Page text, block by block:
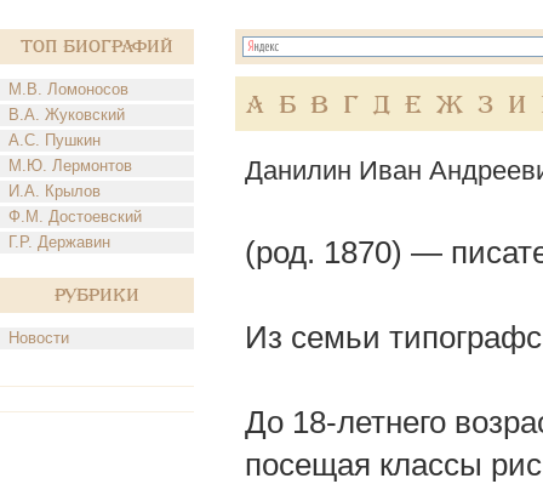
Топ Биографий
М.В. Ломоносов
В.А. Жуковский
А.С. Пушкин
М.Ю. Лермонтов
И.А. Крылов
Ф.М. Достоевский
Г.Р. Державин
Рубрики
Новости
А Б В Г Д Е Ж З И
Данилин Иван
(род. 1870) —
Из семьи
До 18-летнего
посещая классы